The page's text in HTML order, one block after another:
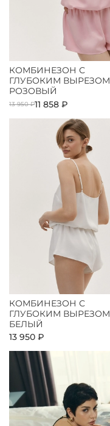
КОМБИНЕЗОН С
ГЛУБОКИМ ВЫРЕЗОМ
РОЗОВЫЙ
13 950 ₽11 858 ₽
КОМБИНЕЗОН С
ГЛУБОКИМ ВЫРЕЗОМ
БЕЛЫЙ
13 950 ₽